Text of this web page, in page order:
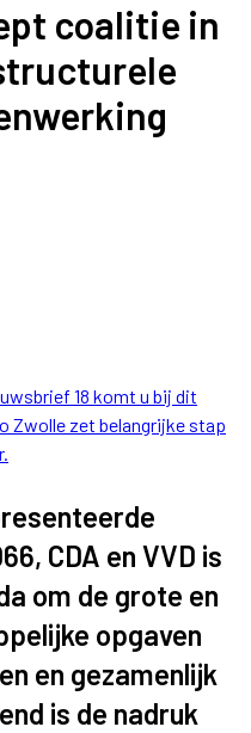
coalitie in
18 komt u bij dit
Zwolle zet belangrijke stap
CDA en VVD is
om de grote en
opgaven
en gezamenlijk
is de nadruk